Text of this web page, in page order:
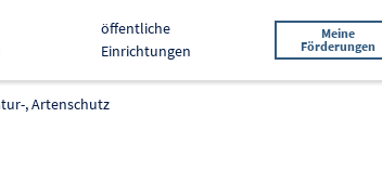
öffentliche
Einrichtungen
Meine
Förderungen
, Artenschutz